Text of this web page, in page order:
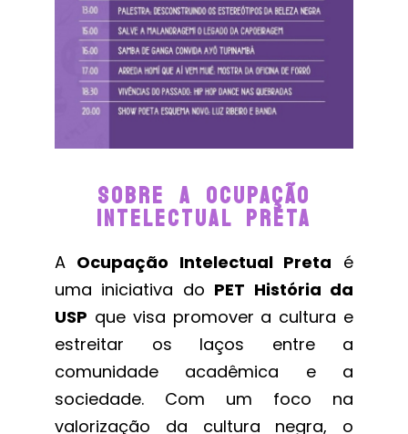
Sobre A Ocupação
Intelectual PretA
A Ocupação Intelectual Preta é
uma iniciativa do PET História da
USP que visa promover a cultura e
estreitar os laços entre a
comunidade acadêmica e a
sociedade. Com um foco na
valorização da cultura negra, o